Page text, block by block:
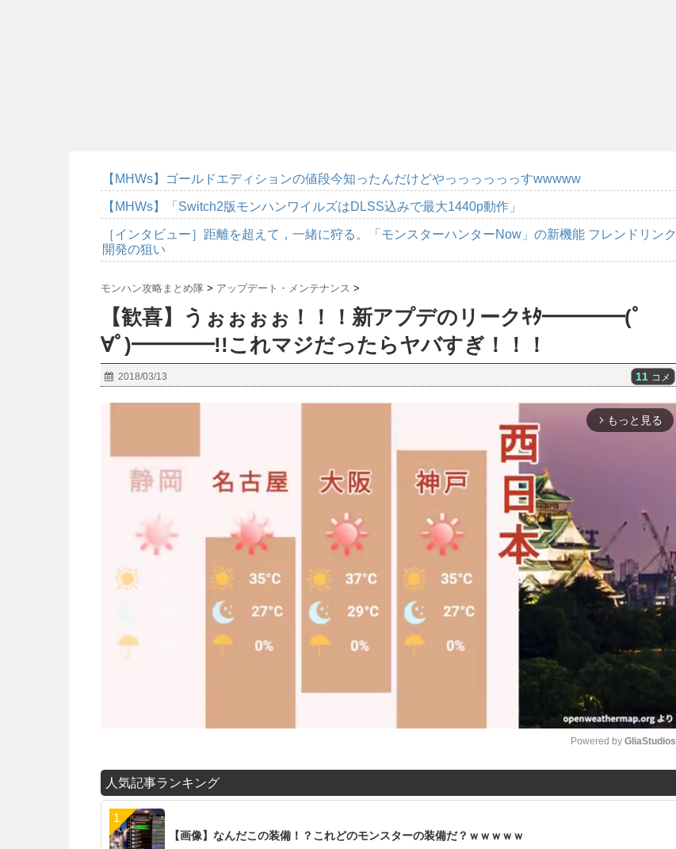
【MHWs】ゴールドエディションの値段今知ったんだけどやっっっっっっすwwwww
【MHWs】「Switch2版モンハンワイルズはDLSS込みで最大1440p動作」
［インタビュー］距離を超えて，一緒に狩る。「モンスターハンターNow」の新機能 フレンドリンク
開発の狙い
モンハン攻略まとめ隊 > アップデート・メンテナンス >
【歓喜】うぉぉぉぉ！！！新アプデのリークｷﾀ━━━━(ﾟ
∀ﾟ)━━━━!!これマジだったらヤバすぎ！！！
2018/03/13 11 コメ
arrow_forward_ios もっと見る
Powered by GliaStudios
人気記事ランキング
【画像】なんだこの装備！？これどのモンスターの装備だ？ｗｗｗｗｗ